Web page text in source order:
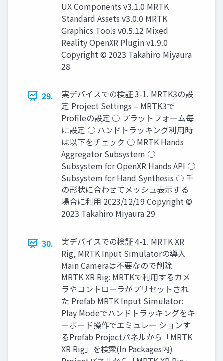
UX Components v3.1.0 MRTK
Standard Assets v3.0.0 MRTK
Graphics Tools v0.5.12 Mixed
Reality OpenXR Plugin v1.9.0
Copyright © 2023 Takahiro Miyaura
28
29.
実デバイスでの検証 3-1. MRTK3の設
定 Project Settings – MRTK3で
Profileの設定 ○ プラットフォーム毎
に設定 ○ ハンドトラッキング利用時
は以下をチェック ○ MRTK Hands
Aggregator Subsystem ○
Subsystem for OpenXR Hands API ○
Subsystem for Hand Synthesis ○ 手
の形状に合わせてメッシュ表示する
場合に利用 2023/12/19 Copyright ©
2023 Takahiro Miyaura 29
30.
実デバイスでの検証 4-1. MRTK XR
Rig, MRTK Input Simulatorの導入
Main Cameraは不要なので削除
MRTK XR Rig: MRTKで利用するカメ
ラやコントローラがプリセットされ
た Prefab MRTK Input Simulator:
Play Modeでハンドトラッキングをキ
ーボード操作でエミュレー ションす
るPrefab Projectパネルから「MRTK
XR Rig」を検索(In Packages内)